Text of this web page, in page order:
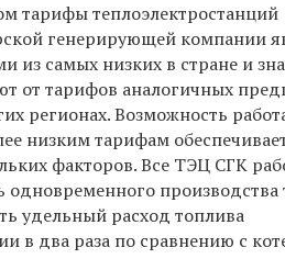
тарифы теплоэлектростанций
генерирующей компании
из самых низких в стране и
от тарифов аналогичных
регионах. Возможность
низким тарифам
факторов. Все ТЭЦ СГК
производства
удельный расход топлива
в два раза по сравнению с